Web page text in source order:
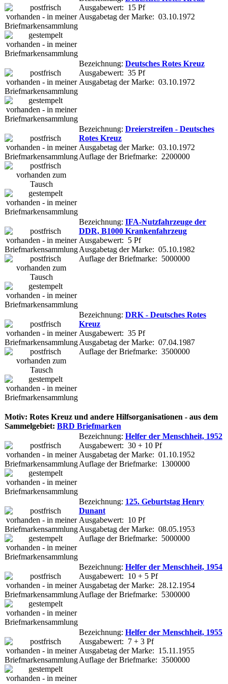
Ausgabewert: 15 Pf
Ausgabetag der Marke: 03.10.1972
Bezeichnung: Deutsches Rotes Kreuz
Ausgabewert: 35 Pf
Ausgabetag der Marke: 03.10.1972
Bezeichnung: Dreierstreifen - Deutsches
Rotes Kreuz
Ausgabetag der Marke: 03.10.1972
Auflage der Briefmarke: 2200000
Bezeichnung: IFA-Nutzfahrzeuge der
DDR, B1000 Krankenfahrzeug
Ausgabewert: 5 Pf
Ausgabetag der Marke: 05.10.1982
Auflage der Briefmarke: 5000000
Bezeichnung: DRK - Deutsches Rotes
Kreuz
Ausgabewert: 35 Pf
Ausgabetag der Marke: 07.04.1987
Auflage der Briefmarke: 3500000
Motiv: Rotes Kreuz und andere Hilfsorganisationen - aus dem
Sammelgebiet: BRD Briefmarken
Bezeichnung: Helfer der Menschheit, 1952
Ausgabewert: 30 + 10 Pf
Ausgabetag der Marke: 01.10.1952
Auflage der Briefmarke: 1300000
Bezeichnung: 125. Geburtstag Henry
Dunant
Ausgabewert: 10 Pf
Ausgabetag der Marke: 08.05.1953
Auflage der Briefmarke: 5000000
Bezeichnung: Helfer der Menschheit, 1954
Ausgabewert: 10 + 5 Pf
Ausgabetag der Marke: 28.12.1954
Auflage der Briefmarke: 5300000
Bezeichnung: Helfer der Menschheit, 1955
Ausgabewert: 7 + 3 Pf
Ausgabetag der Marke: 15.11.1955
Auflage der Briefmarke: 3500000